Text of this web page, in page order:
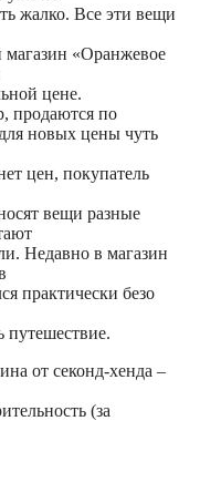
жалко. Все эти вещи
магазин «Оранжевое
цене.
продаются по
новых цены чуть
цен, покупатель
вещи разные
Недавно в магазин
практически безо
путешествие.
от секонд-хенда –
(за